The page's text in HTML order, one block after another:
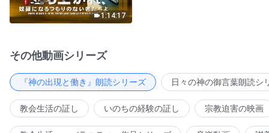
1:14:17
その他動画シリーズ
『神の出現と働き』朗読シリーズ 日々の神の御言葉朗読シ
教会生活の証し いのちの経験の証し 宗教迫害の映画